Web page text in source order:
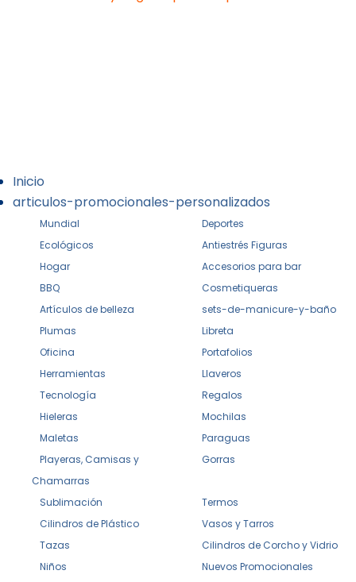
Inicio
articulos-promocionales-personalizados
Mundial
Deportes
Ecológicos
Antiestrés Figuras
Hogar
Accesorios para bar
BBQ
Cosmetiqueras
Artículos de belleza
sets-de-manicure-y-baño
Plumas
Libreta
Oficina
Portafolios
Herramientas
Llaveros
Tecnología
Regalos
Hieleras
Mochilas
Maletas
Paraguas
Playeras, Camisas y
Chamarras
Gorras
Sublimación
Termos
Cilindros de Plástico
Vasos y Tarros
Tazas
Cilindros de Corcho y Vidrio
Niños
Nuevos Promocionales